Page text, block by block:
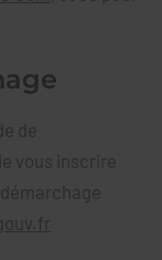
de
vous inscrire